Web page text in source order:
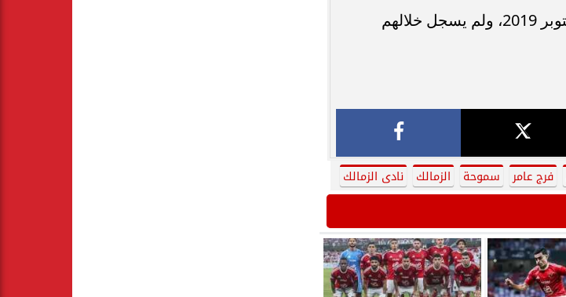
وشارك حسام حسن مع المنتخب الوطني في 3 مباريات منذ أكتوبر 2019، ولم يسجل خلالهم
فرج عامر سموحة الزمالك نادى الزمالك